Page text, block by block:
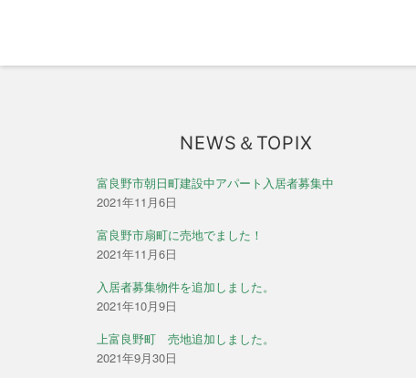
NEWS＆TOPIX
富良野市朝日町建設中アパート入居者募集中
2021年11月6日
富良野市扇町に売地でました！
2021年11月6日
入居者募集物件を追加しました。
2021年10月9日
上富良野町 売地追加しました。
2021年9月30日